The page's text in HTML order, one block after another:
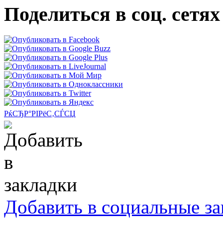
Поделиться в соц. сетях
РќСЂР°РІРёС‚СЃСЏ
Добавить в социальные